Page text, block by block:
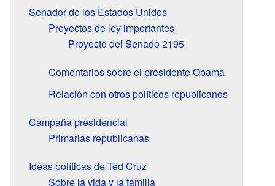
Senador de los Estados Unidos
Proyectos de ley importantes
Proyecto del Senado 2195
Comentarios sobre el presidente Obama
Relación con otros políticos republicanos
Campaña presidencial
Primarias republicanas
Ideas políticas de Ted Cruz
Sobre la vida y la familia